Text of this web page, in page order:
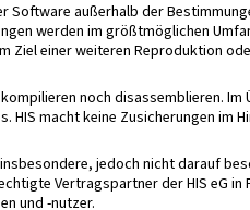
außerhalb der
werden im größtmöglichen
Ziel einer weiteren Reproduktion
noch disassemblieren. Im
macht keine Zusicherungen im
jedoch nicht darauf
Vertragspartner der HIS eG in
und -nutzer.